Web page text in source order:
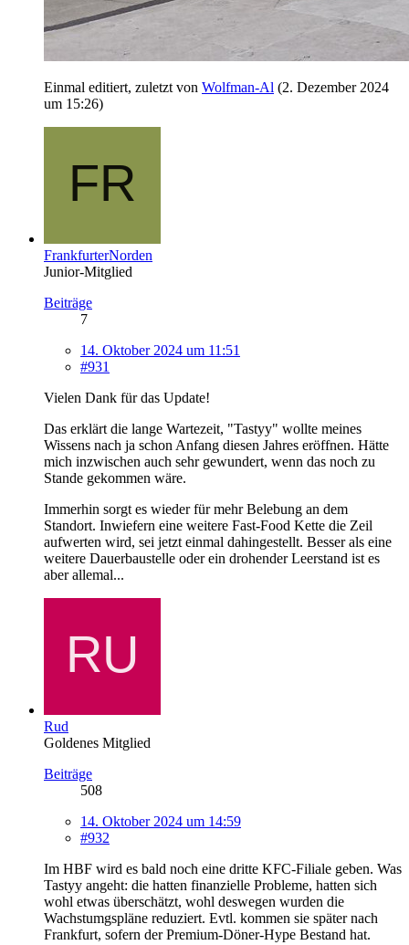
Einmal editiert, zuletzt von Wolfman-Al (2. Dezember 2024
um 15:26)
FrankfurterNorden
Junior-Mitglied
Beiträge
7
14. Oktober 2024 um 11:51
#931
Vielen Dank für das Update!
Das erklärt die lange Wartezeit, "Tastyy" wollte meines
Wissens nach ja schon Anfang diesen Jahres eröffnen. Hätte
mich inzwischen auch sehr gewundert, wenn das noch zu
Stande gekommen wäre.
Immerhin sorgt es wieder für mehr Belebung an dem
Standort. Inwiefern eine weitere Fast-Food Kette die Zeil
aufwerten wird, sei jetzt einmal dahingestellt. Besser als eine
weitere Dauerbaustelle oder ein drohender Leerstand ist es
aber allemal...
Rud
Goldenes Mitglied
Beiträge
508
14. Oktober 2024 um 14:59
#932
Im HBF wird es bald noch eine dritte KFC-Filiale geben. Was
Tastyy angeht: die hatten finanzielle Probleme, hatten sich
wohl etwas überschätzt, wohl deswegen wurden die
Wachstumgspläne reduziert. Evtl. kommen sie später nach
Frankfurt, sofern der Premium-Döner-Hype Bestand hat.